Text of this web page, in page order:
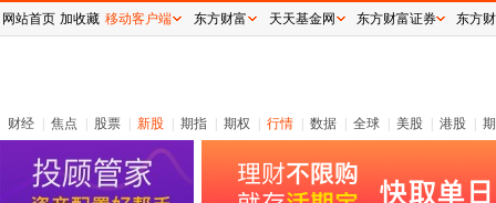
财经 焦点 股票 新股 期指 期权 行情 数据 全球 美股 港股
网站首页 加收藏 移动客户端 东方财富 天天基金网 东方财富证券 东方